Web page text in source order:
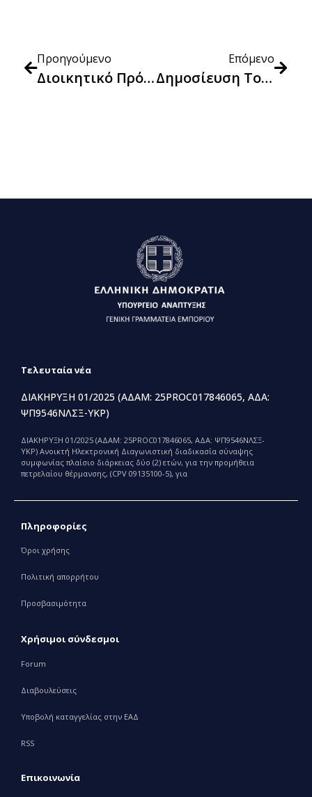
Προηγούμενο
Διοικητικό Πρόστιμο, Συνολικού Ύψους 152.000,00 Ευρώ, Στην Εταιρεία ΠΕΡΑΚΗΣ ΕΥΑΓΓΕΛΟΣ ΚΑΙ ΣΙΑ E.Ε., Με Διακριτικό Τίτλο WE PRODUCTION
Επόμενο
Δημοσίευση Του Ν. 5218/2025 «Αναμόρφωση Του Πλαισίου Για Την Επαγγελματική Κατάρτιση Υπαλλήλων Που Χειρίζονται Δημόσιες Συμβάσεις, Του Πλαισίου Για Την Προετοιμασία Και Την Ανάθεση Δημοσίων Συμβάσεων Και Την Έννομη Προστασία Στον Τομέα Των Δημοσίων Συμβάσεων, Του Πλαισίου Εθνικών Υποδομών Ποιότητας Και Του Πλαισίου Ίδρυσης, Επέκτασης Και Εκσυγχρονισμού Των Μεταποιητικών Δραστηριοτήτων Στην Περιφέρεια Αττικής Και Λοιπές Διατάξεις» (ΦΕΚ 125/Α/14.07.2025).
Τελευταία νέα
ΔΙΑΚΗΡΥΞΗ 01/2025 (ΑΔΑΜ: 25PROC017846065, ΑΔΑ:
ΨΠ9546ΝΛΣΞ-ΥΚΡ)
ΔΙΑΚΗΡΥΞΗ 01/2025 (ΑΔΑΜ: 25PROC017846065, ΑΔΑ: ΨΠ9546ΝΛΣΞ-
ΥΚΡ) Ανοικτή Ηλεκτρονική Διαγωνιστική διαδικασία σύναψης
συμφωνίας πλαίσιο διάρκειας δύο (2) ετών, για την προμήθεια
πετρελαίου θέρμανσης, (CPV 09135100-5), για
Πληροφορίες
Όροι χρήσης
Πολιτική απορρήτου
Προσβασιμότητα
Χρήσιμοι σύνδεσμοι
Forum
Διαβουλεύσεις
Υποβολή καταγγελίας στην ΕΑΔ
RSS
Επικοινωνία